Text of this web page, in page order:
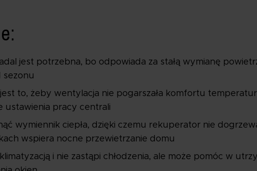
jest potrzebna, bo odpowiada za stałą wymianę
sezonu
jest to, żeby wentylacja nie pogarszała komfortu
ustawienia pracy centrali
wymiennik ciepła, dzięki czemu rekuperator nie
wspiera nocne przewietrzanie domu
i nie zastąpi chłodzenia, ale może pomóc w